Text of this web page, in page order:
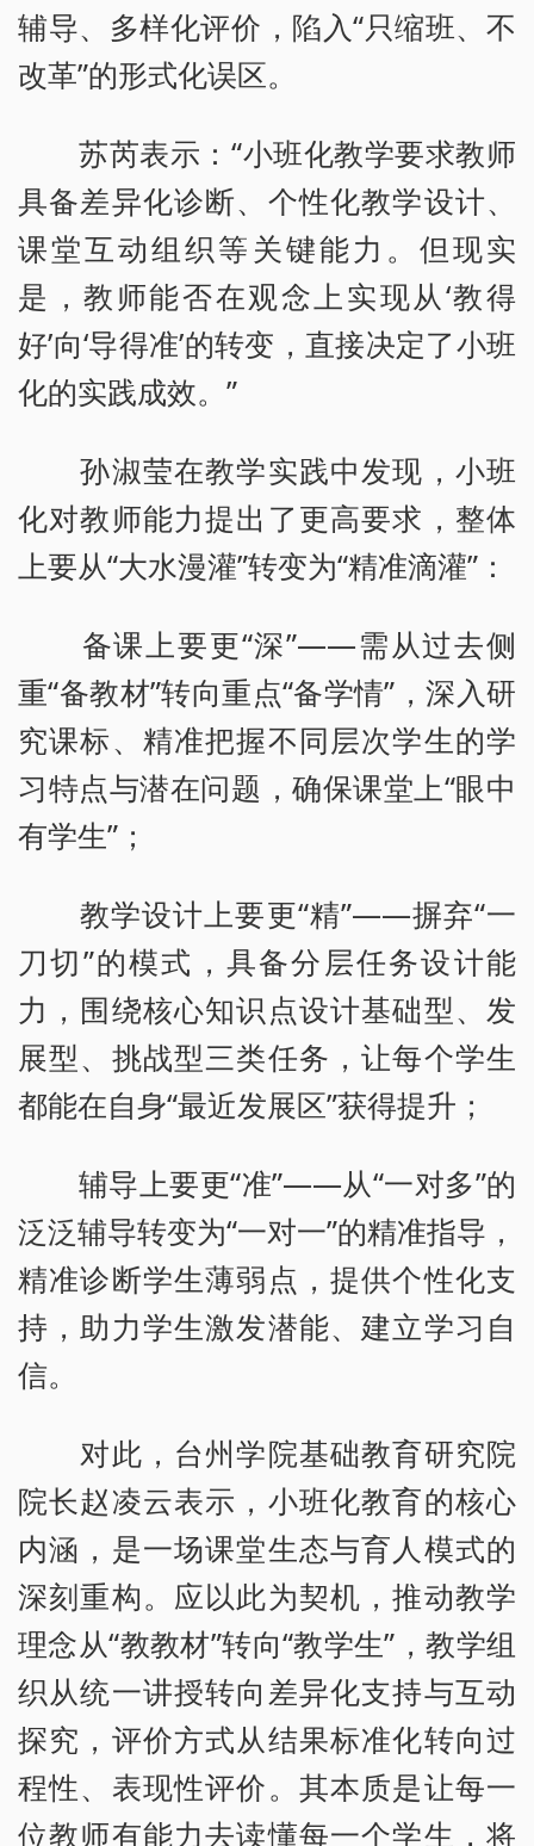
辅导、多样化评价，陷入“只缩班、不
改革”的形式化误区。
苏芮表示：“小班化教学要求教师
具备差异化诊断、个性化教学设计、
课堂互动组织等关键能力。但现实
是，教师能否在观念上实现从‘教得
好’向‘导得准’的转变，直接决定了小班
化的实践成效。”
孙淑莹在教学实践中发现，小班
化对教师能力提出了更高要求，整体
上要从“大水漫灌”转变为“精准滴灌”：
备课上要更“深”——需从过去侧
重“备教材”转向重点“备学情”，深入研
究课标、精准把握不同层次学生的学
习特点与潜在问题，确保课堂上“眼中
有学生”；
教学设计上要更“精”——摒弃“一
刀切”的模式，具备分层任务设计能
力，围绕核心知识点设计基础型、发
展型、挑战型三类任务，让每个学生
都能在自身“最近发展区”获得提升；
辅导上要更“准”——从“一对多”的
泛泛辅导转变为“一对一”的精准指导，
精准诊断学生薄弱点，提供个性化支
持，助力学生激发潜能、建立学习自
信。
对此，台州学院基础教育研究院
院长赵凌云表示，小班化教育的核心
内涵，是一场课堂生态与育人模式的
深刻重构。应以此为契机，推动教学
理念从“教教材”转向“教学生”，教学组
织从统一讲授转向差异化支持与互动
探究，评价方式从结果标准化转向过
程性、表现性评价。其本质是让每一
位教师有能力去读懂每一个学生，将